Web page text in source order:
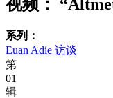
视频：
系列：
Euan Adie 访谈
第
01
辑